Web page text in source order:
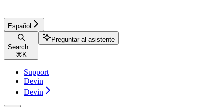
Español
Search...
⌘ K
Preguntar al asistente
Support
Devin
Devin